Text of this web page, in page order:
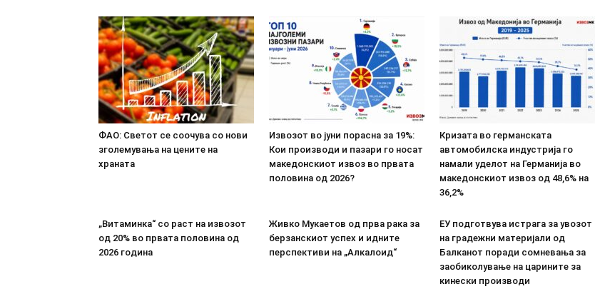
ФАО: Светот се соочува со нови
зголемувања на цените на
храната
Извозот во јуни порасна за 19%:
Кои производи и пазари го носат
македонскиот извоз во првата
половина од 2026?
Кризата во германската
автомобилска индустрија го
намали уделот на Германија во
македонскиот извоз од 48,6% на
36,2%
„Витаминка“ со раст на извозот
од 20% во првата половина од
2026 година
Живко Мукаетов од прва рака за
берзанскиот успех и идните
перспективи на „Алкалоид“
ЕУ подготвува истрага за увозот
на градежни материјали од
Балканот поради сомневања за
заобиколување на царините за
кинески производи